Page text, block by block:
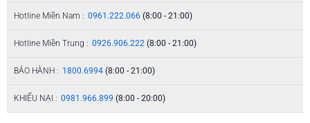
Hotline Miền Nam : 0961.222.066 (8:00 - 21:00)
Hotline Miền Trung : 0926.906.222 (8:00 - 21:00)
BẢO HÀNH : 1800.6994 (8:00 - 21:00)
KHIẾU NẠI : 0981.966.899 (8:00 - 20:00)